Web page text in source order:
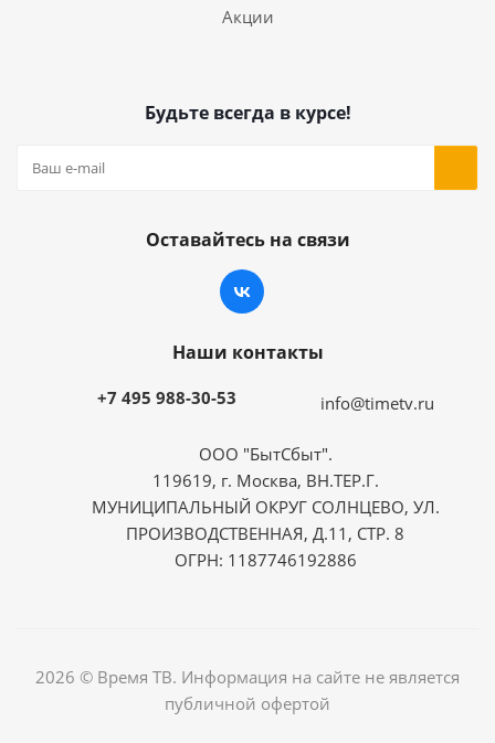
Акции
Будьте всегда в курсе!
Оставайтесь на связи
Наши контакты
+7 495 988-30-53 info@timetv.ru
ООО "БытСбыт".
119619, г. Москва, ВН.ТЕР.Г.
МУНИЦИПАЛЬНЫЙ ОКРУГ СОЛНЦЕВО, УЛ.
ПРОИЗВОДСТВЕННАЯ, Д.11, СТР. 8
ОГРН: 1187746192886
2026 © Время ТВ. Информация на сайте не является
публичной офертой